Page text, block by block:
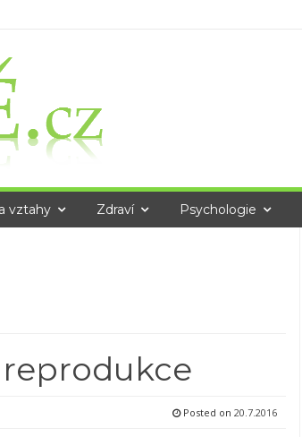
vztahy Zdraví Psychologie
reprodukce
Posted on 20.7.2016